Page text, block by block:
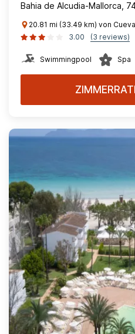
Bahia de Alcudia-Mallorca,
20.81 mi (33.49 km) von
3.00
(3 reviews)
Swimmingpool Spa